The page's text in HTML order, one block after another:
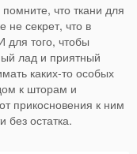
что ткани для
секрет, что в
для того, чтобы
лад и приятный
каких-то особых
к шторам и
прикосновения к ним
без остатка.